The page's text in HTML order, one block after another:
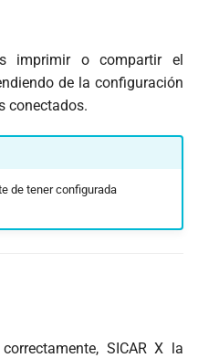
imprimir o compartir el
de la configuración
conectados.
de tener configurada
SICAR X la